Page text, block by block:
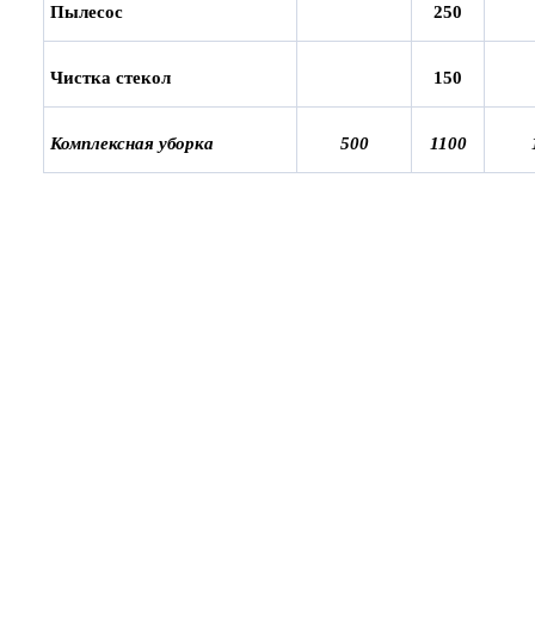
Пылесос 250
Чистка стекол 150
Комплексная уборка 500 1100